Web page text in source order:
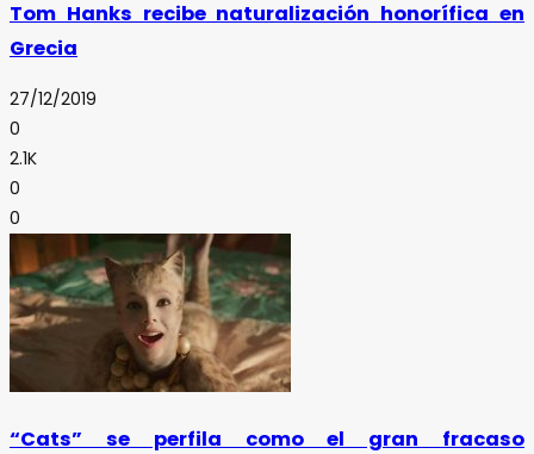
Tom Hanks recibe naturalización honorífica en
Grecia
27/12/2019
0
2.1K
0
0
“Cats” se perfila como el gran fracaso